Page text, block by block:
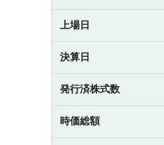
上場日
決算日
発行済株式数
時価総額